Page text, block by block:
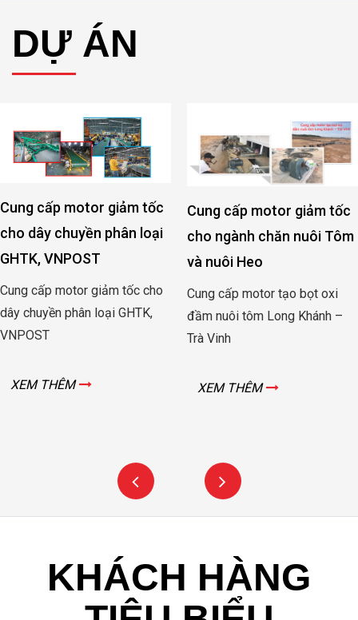
DỰ ÁN
cho dây chuyền phân loại
GHTK, VNPOST
Cung cấp motor giảm tốc cho
dây chuyền phân loại GHTK,
VNPOST
cho ngành chăn nuôi Tôm
và nuôi Heo
đầm nuôi tôm Long Khánh –
Trà Vinh
KHÁCH HÀNG
TIÊU BIỂU